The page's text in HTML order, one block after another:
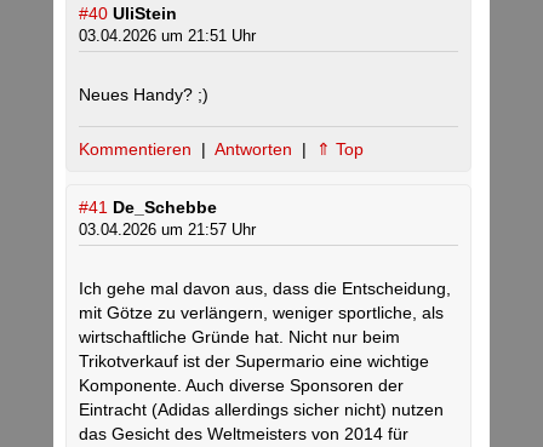
#40 UliStein
03.04.2026 um 21:51 Uhr
Neues Handy? ;)
Kommentieren | Antworten | ⇑ Top
#41 De_Schebbe
03.04.2026 um 21:57 Uhr
Ich gehe mal davon aus, dass die Entscheidung,
mit Götze zu verlängern, weniger sportliche, als
wirtschaftliche Gründe hat. Nicht nur beim
Trikotverkauf ist der Supermario eine wichtige
Komponente. Auch diverse Sponsoren der
Eintracht (Adidas allerdings sicher nicht) nutzen
das Gesicht des Weltmeisters von 2014 für